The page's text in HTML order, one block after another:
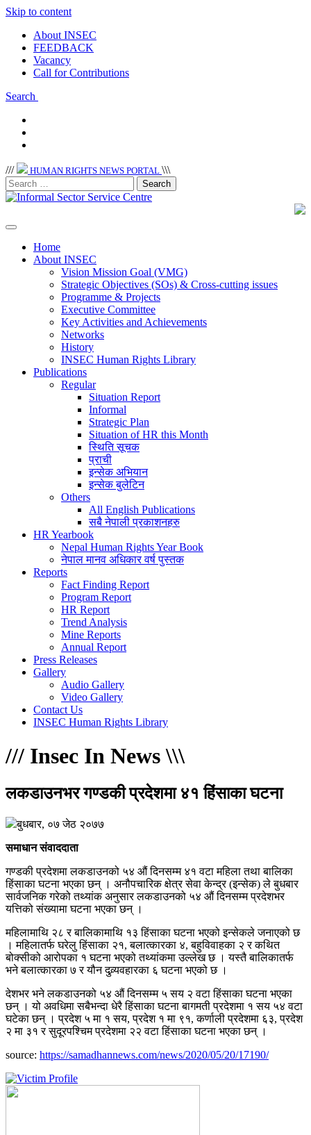
Skip to content
About INSEC
FEEDBACK
Vacancy
Call for Contributions
Search
/// HUMAN RIGHTS NEWS PORTAL \\\
Home
About INSEC
Vision Mission Goal (VMG)
Strategic Objectives (SOs) & Cross-cutting issues
Programme & Projects
Executive Committee
Key Activities and Achievements
Networks
History
INSEC Human Rights Library
Publications
Regular
Situation Report
Informal
Strategic Plan
Situation of HR this Month
स्थिति सूचक
प्राची
इन्सेक अभियान
इन्सेक बुलेटिन
Others
All English Publications
सबै नेपाली प्रकाशनहरु
HR Yearbook
Nepal Human Rights Year Book
नेपाल मानव अधिकार वर्ष पुस्तक
Reports
Fact Finding Report
Program Report
HR Report
Trend Analysis
Mine Reports
Annual Report
Press Releases
Gallery
Audio Gallery
Video Gallery
Contact Us
INSEC Human Rights Library
/// Insec In News\\\
लकडाउनभर गण्डकी प्रदेशमा ४१ हिंसाका घटना
बुधबार, ०७ जेठ २०७७
समाधान संवाददाता
गण्डकी प्रदेशमा लकडाउनको ५४ औं दिनसम्म ४१ वटा महिला तथा बालिका
हिंसाका घटना भएका छन् । अनौपचारिक क्षेत्र सेवा केन्द्र (इन्सेक) ले बुधबार
सार्वजनिक गरेको तथ्यांक अनुसार लकडाउनको ५४ औं दिनसम्म प्रदेशभर
यत्तिको संख्यामा घटना भएका छन् ।
महिलामाथि २८ र बालिकामाथि १३ हिंसाका घटना भएको इन्सेकले जनाएको छ
। महिलातर्फ घरेलु हिंसाका २१, बलात्कारका ४, बहुविवाहका २ र कथित
बोक्सीको आरोपका १ घटना भएको तथ्यांकमा उल्लेख छ । यस्तै बालिकातर्फ
भने बलात्कारका ७ र यौन दुव्र्यवहारका ६ घटना भएको छ ।
देशभर भने लकडाउनको ५४ औं दिनसम्म ५ सय २ वटा हिंसाका घटना भएका
छन् । यो अवधिमा सबैभन्दा धेरै हिंसाका घटना बागमती प्रदेशमा १ सय ५४ वटा
घटेका छन् । प्रदेश ५ मा १ सय, प्रदेश १ मा ९१, कर्णाली प्रदेशमा ६३, प्रदेश
२ मा ३१ र सुदूरपश्चिम प्रदेशमा २२ वटा हिंसाका घटना भएका छन् ।
source: https://samadhannews.com/news/2020/05/20/17190/